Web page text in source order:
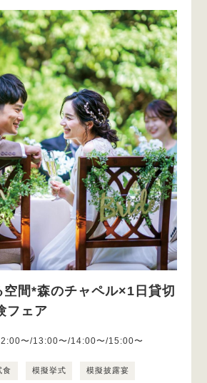
間*森のチャペル×1日貸切
フェア
〜/13:00〜/14:00〜/15:00〜
食 模擬挙式 模擬披露宴